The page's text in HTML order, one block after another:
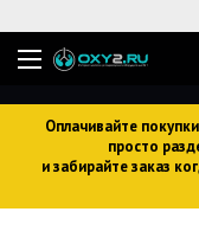
Оплачивайте
просто
и забирайте заказ